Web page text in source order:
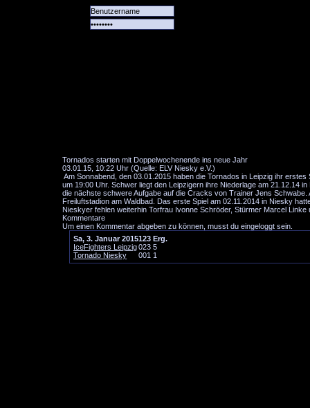
Tornados starten mit Doppelwochenende ins neue Jahr
03.01.15, 10:22 Uhr (Quelle: ELV Niesky e.V.)
Am Sonnabend, den 03.01.2015 haben die Tornados in Leipzig ihr
um 19:00 Uhr. Schwer liegt den Leipzigern ihre Niederlage am 21.12.14
die nächste schwere Aufgabe auf die Cracks von Trainer Jens
Freiluftstadion am Waldbad. Das erste Spiel am 02.11.2014 in Niesky
Nieskyer fehlen weiterhin Torfrau Ivonne Schröder, Stürmer Marcel
Kommentare
Um einen Kommentar abgeben zu können, musst du eingeloggt sein.
Sa, 3. Januar 2015123 Erg.
IceFighters Leipzig023 5
Tornado Niesky
001 1